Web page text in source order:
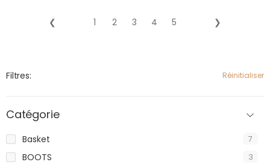
❮ 1 2 3 4 5 ❯
Filtres: Réinitialiser
Catégorie
Basket 7
BOOTS 3